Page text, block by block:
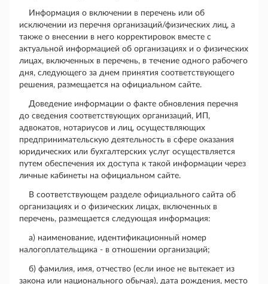
Информация о включении в перечень или об
исключении из перечня организаций/физических лиц, а
также о внесении в него корректировок вместе с
актуальной информацией об организациях и о физических
лицах, включенных в перечень, в течение одного рабочего
дня, следующего за днем принятия соответствующего
решения, размещается на официальном сайте.
Доведение информации о факте обновления перечня
до сведения соответствующих организаций, ИП,
адвокатов, нотариусов и лиц, осуществляющих
предпринимательскую деятельность в сфере оказания
юридических или бухгалтерских услуг осуществляется
путем обеспечения их доступа к такой информации через
личные кабинеты на официальном сайте.
В соответствующем разделе официального сайта об
организациях и о физических лицах, включенных в
перечень, размещается следующая информация:
а) наименование, идентификационный номер
налогоплательщика - в отношении организаций;
б) фамилия, имя, отчество (если иное не вытекает из
закона или национального обычая), дата рождения, место